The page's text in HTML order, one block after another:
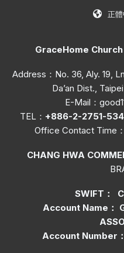
正
GraceHome Church
Address：No. 36, Aly. 19,
Da’an Dist.,
E-Mail：
TEL： +886-2-2751-
Office Contact Time
CHANG HWA
SWIFT：
Account Name：
Account Number